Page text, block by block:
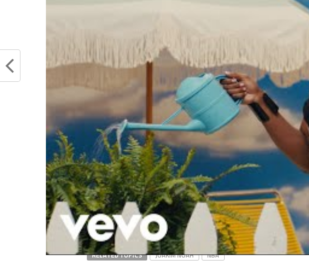
Partager :
Draft NBA : combien de joueurs
français ont réussi à être dans le
top 10 ?
juin 26, 2024
Dans "Actualités"
Joakim Noah et Pau Gasol parmi les
coachs du Rising Star Challenge
février 1, 2023
Dans "Actualités"
RELATED TOPICS JOAKIM NOAH NBA